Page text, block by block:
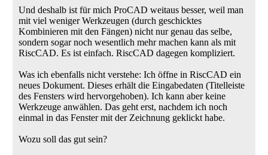
Und deshalb ist für mich ProCAD weitaus besser, weil man
mit viel weniger Werkzeugen (durch geschicktes
Kombinieren mit den Fängen) nicht nur genau das selbe,
sondern sogar noch wesentlich mehr machen kann als mit
RiscCAD. Es ist einfach. RiscCAD dagegen kompliziert.
Was ich ebenfalls nicht verstehe: Ich öffne in RiscCAD ein
neues Dokument. Dieses erhält die Eingabedaten (Titelleiste
des Fensters wird hervorgehoben). Ich kann aber keine
Werkzeuge anwählen. Das geht erst, nachdem ich noch
einmal in das Fenster mit der Zeichnung geklickt habe.
Wozu soll das gut sein?